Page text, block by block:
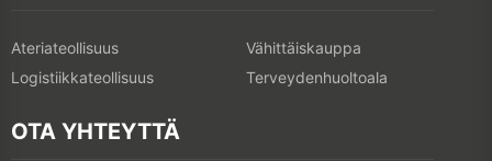
Ateriateollisuus
Vähittäiskauppa
Logistiikkateollisuus
Terveydenhuoltoala
OTA YHTEYTTÄ